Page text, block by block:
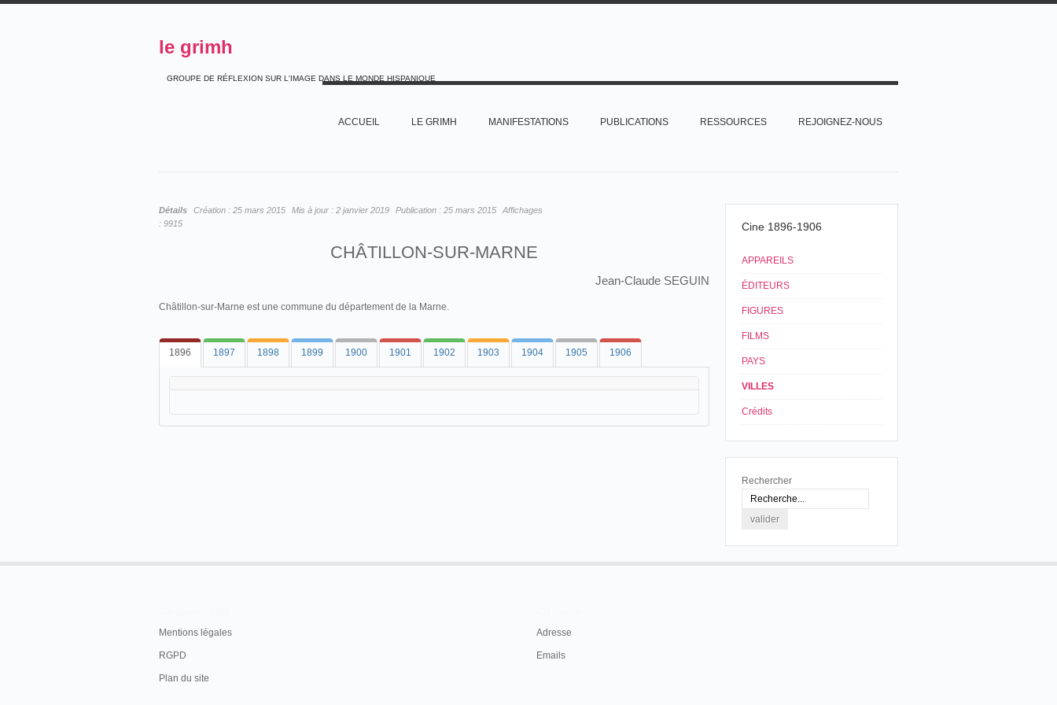
le grimh
GROUPE DE RÉFLEXION SUR L'IMAGE DANS LE MONDE HISPANIQUE
ACCUEIL LE GRIMH MANIFESTATIONS PUBLICATIONS RESSOURCES REJOIGNEZ-NOUS
Détails Création : 25 mars 2015 Mis à jour : 2 janvier 2019 Publication : 25 mars 2015
Affichages
: 9915
CHÂTILLON-SUR-MARNE
Jean-Claude SEGUIN
Châtillon-sur-Marne est une commune du département de la Marne.
1896 1897 1898 1899 1900 1901 1902 1903 1904 1905 1906
Cine 1896-1906
APPAREILS
ÉDITEURS
FIGURES
FILMS
PAYS
VILLES
Crédits
Rechercher
Mentions légales
RGPD
Plan du site
Adresse
Emails